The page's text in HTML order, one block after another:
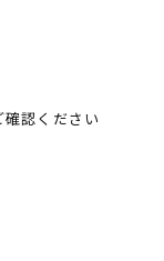
認ください